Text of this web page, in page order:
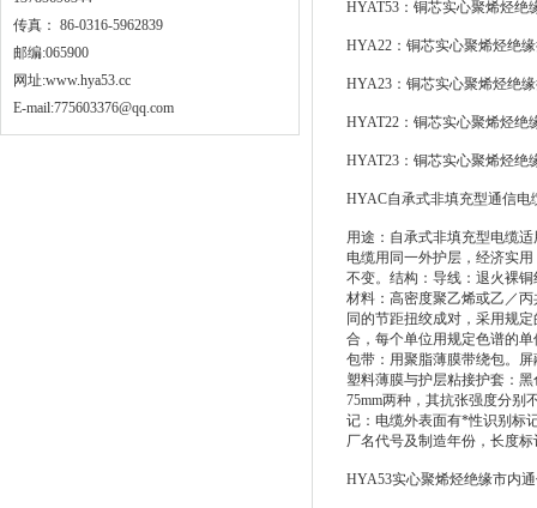
传真： 86-0316-5962839
邮编:065900
网址:www.hya53.cc
E-mail:775603376@qq.com
HYAT53：铜芯实心聚烯烃绝
HYA22：铜芯实心聚烯烃绝
HYA23：铜芯实心聚烯烃绝
HYAT22：铜芯实心聚烯烃绝
HYAT23：铜芯实心聚烯烃绝
HYAC自承式非填充型通信电
用途：自承式非填充型电缆
电缆用同一外护层，经济实
不变。结构：导线：退火裸铜
材料：高密度聚乙烯或乙／
同的节距扭绞成对，采用规
合，每个单位用规定色谱的
包带：用聚脂薄膜带绕包。
塑料薄膜与护层粘接护套：
75mm两种，其抗张强度分别
记：电缆外表面有*性识别标
厂名代号及制造年份，长度
HYA53实心聚烯烃绝缘市内